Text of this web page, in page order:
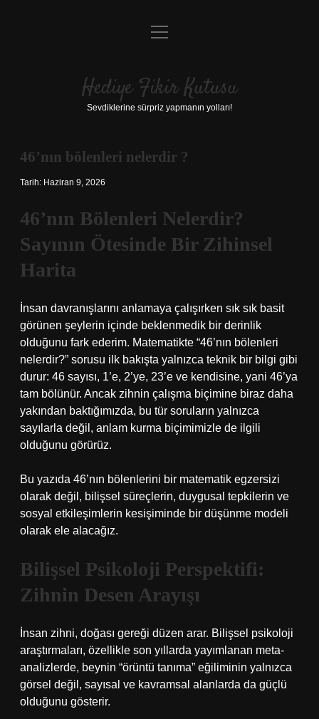
Anasayfa
Yasal Uyarı
menüyü
Hediye Fikir Kutusu
Sevdiklerine sürpriz yapmanın yolları!
46’nın bölenleri nelerdir ?
Tarih: Haziran 9, 2026
46’nın Bölenleri Nelerdir?
Sayının Ötesinde Bir Zihinsel
Harita
İnsan davranışlarını anlamaya çalışırken sık sık basit
görünen şeylerin içinde beklenmedik bir derinlik
olduğunu fark ederim. Matematikte “46’nın bölenleri
nelerdir?” sorusu ilk bakışta yalnızca teknik bir bilgi gibi
durur: 46 sayısı, 1’e, 2’ye, 23’e ve kendisine, yani 46’ya
tam bölünür. Ancak zihnin çalışma biçimine biraz daha
yakından baktığımızda, bu tür soruların yalnızca
sayılarla değil, anlam kurma biçimimizle de ilgili
olduğunu görürüz.
Bu yazıda 46’nın bölenlerini bir matematik egzersizi
olarak değil, bilişsel süreçlerin, duygusal tepkilerin ve
sosyal etkileşimlerin kesişiminde bir düşünme modeli
olarak ele alacağız.
Bilişsel Psikoloji Perspektifi:
Zihnin Desen Arayışı
İnsan zihni, doğası gereği düzen arar. Bilişsel psikoloji
araştırmaları, özellikle son yıllarda yayımlanan meta-
analizlerde, beynin “örüntü tanıma” eğiliminin yalnızca
görsel değil, sayısal ve kavramsal alanlarda da güçlü
olduğunu gösterir.